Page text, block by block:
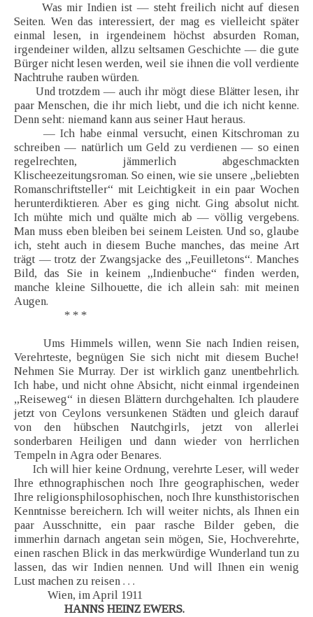
Was mir Indien ist — steht freilich nicht auf diesen
Seiten. Wen das interessiert, der mag es vielleicht später
einmal lesen, in irgendeinem höchst absurden Roman,
irgendeiner wilden, allzu seltsamen Geschichte — die gute
Bürger nicht lesen werden, weil sie ihnen die voll verdiente
Nachtruhe rauben würden.
Und trotzdem — auch ihr mögt diese Blätter lesen, ihr
paar Menschen, die ihr mich liebt, und die ich nicht kenne.
Denn seht: niemand kann aus seiner Haut heraus.
— Ich habe einmal versucht, einen Kitschroman zu
schreiben — natürlich um Geld zu verdienen — so einen
regelrechten, jämmerlich abgeschmackten
Klischeezeitungsroman. So einen, wie sie unsere „beliebten
Romanschriftsteller“ mit Leichtigkeit in ein paar Wochen
herunterdiktieren. Aber es ging nicht. Ging absolut nicht.
Ich mühte mich und quälte mich ab — völlig vergebens.
Man muss eben bleiben bei seinem Leisten. Und so, glaube
ich, steht auch in diesem Buche manches, das meine Art
trägt — trotz der Zwangsjacke des „Feuilletons“. Manches
Bild, das Sie in keinem „Indienbuche“ finden werden,
manche kleine Silhouette, die ich allein sah: mit meinen
Augen.
* * *
Ums Himmels willen, wenn Sie nach Indien reisen,
Verehrteste, begnügen Sie sich nicht mit diesem Buche!
Nehmen Sie Murray. Der ist wirklich ganz unentbehrlich.
Ich habe, und nicht ohne Absicht, nicht einmal irgendeinen
„Reiseweg“ in diesen Blättern durchgehalten. Ich plaudere
jetzt von Ceylons versunkenen Städten und gleich darauf
von den hübschen Nautchgirls, jetzt von allerlei
sonderbaren Heiligen und dann wieder von herrlichen
Tempeln in Agra oder Benares.
Ich will hier keine Ordnung, verehrte Leser, will weder
Ihre ethnographischen noch Ihre geographischen, weder
Ihre religionsphilosophischen, noch Ihre kunsthistorischen
Kenntnisse bereichern. Ich will weiter nichts, als Ihnen ein
paar Ausschnitte, ein paar rasche Bilder geben, die
immerhin darnach angetan sein mögen, Sie, Hochverehrte,
einen raschen Blick in das merkwürdige Wunderland tun zu
lassen, das wir Indien nennen. Und will Ihnen ein wenig
Lust machen zu reisen . . .
Wien, im April 1911
HANNS HEINZ EWERS.